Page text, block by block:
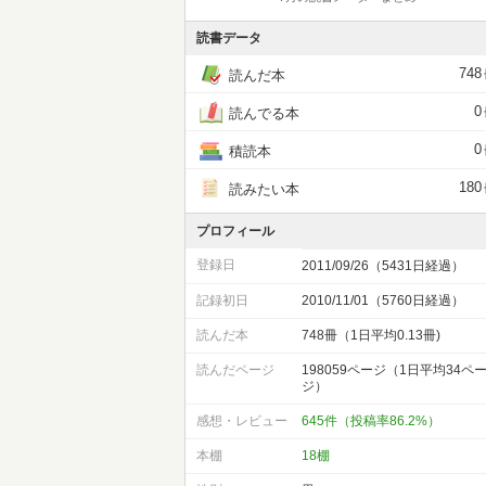
読書データ
読んだ本 748
読んでる本 0
積読本 0
読みたい本 180
プロフィール
登録日 2011/09/26（5431日経過）
記録初日 2010/11/01（5760日経過）
読んだ本 748冊（1日平均0.13冊)
読んだページ
198059ページ（1日平均34ペー
ジ）
感想・レビュー 645件（投稿率86.2%）
本棚 18棚